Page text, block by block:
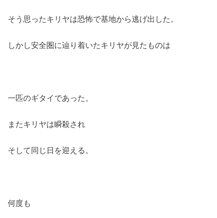
そう思ったキリヤは恐怖で基地から逃げ出した。
しかし安全圏に辿り着いたキリヤが見たものは
一匹のギタイであった。
またキリヤは瞬殺され
そして同じ日を迎える。
何度も